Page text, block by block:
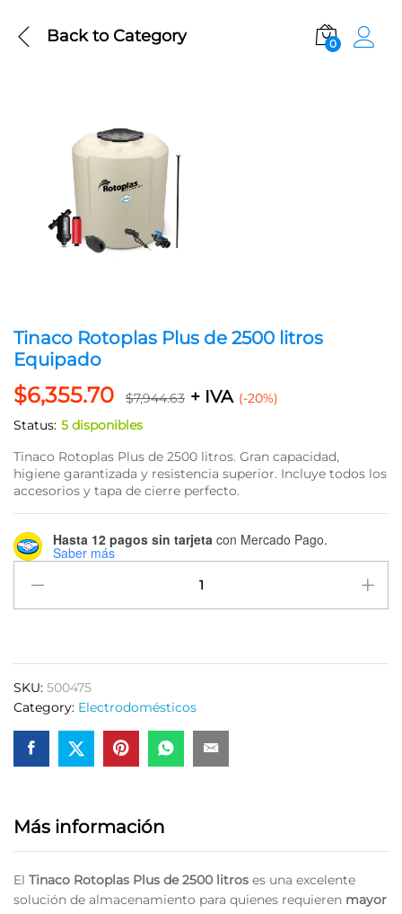
Back toCategory 0
Tinaco Rotoplas Plus de 2500 litros
Equipado
$6,355.70 $7,944.63 + IVA (-20%)
Status: 5 disponibles
Tinaco Rotoplas Plus de 2500 litros. Gran capacidad,
higiene garantizada y resistencia superior. Incluye todos los
accesorios y tapa de cierre perfecto.
Hasta 12 pagos sin tarjeta con Mercado Pago.
Saber más
Rotoplas
Plus
litros
Equipado
quantity
SKU: 500475
Category: Electrodomésticos
Más información
El Tinaco Rotoplas Plus de 2500 litros es una excelente
solución de almacenamiento para quienes requieren mayor